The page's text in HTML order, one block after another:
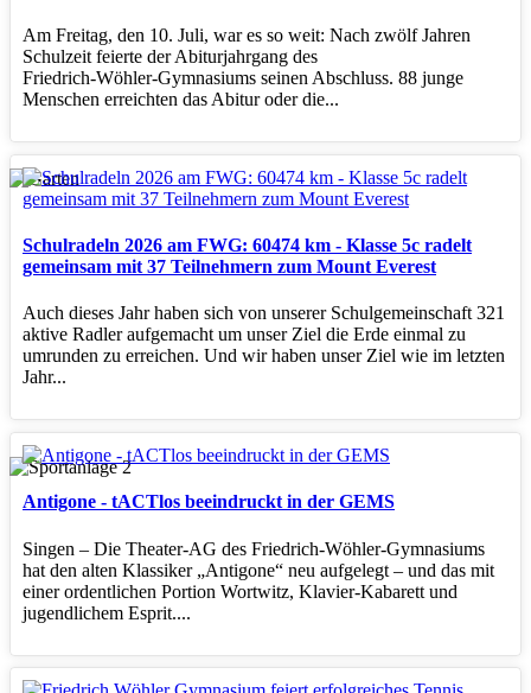
Am Freitag, den 10. Juli, war es so weit: Nach zwölf Jahren
Schulzeit feierte der Abiturjahrgang des
Friedrich‑Wöhler‑Gymnasiums seinen Abschluss. 88 junge
Menschen erreichten das Abitur oder die...
Schulradeln 2026 am FWG: 60474 km - Klasse 5c radelt
gemeinsam mit 37 Teilnehmern zum Mount Everest
Auch dieses Jahr haben sich von unserer Schulgemeinschaft 321
aktive Radler aufgemacht um unser Ziel die Erde einmal zu
umrunden zu erreichen. Und wir haben unser Ziel wie im letzten
Jahr...
Antigone - tACTlos beeindruckt in der GEMS
Singen – Die Theater‑AG des Friedrich‑Wöhler‑Gymnasiums
hat den alten Klassiker „Antigone“ neu aufgelegt – und das mit
einer ordentlichen Portion Wortwitz, Klavier‑Kabarett und
jugendlichem Esprit....